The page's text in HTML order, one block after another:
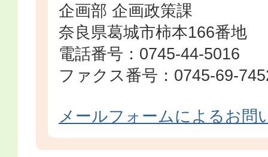
企画部 企画政策課
奈良県葛城市柿本166番地
電話番号：0745-44-5016
ファクス番号：0745-69-
メールフォームによるお問